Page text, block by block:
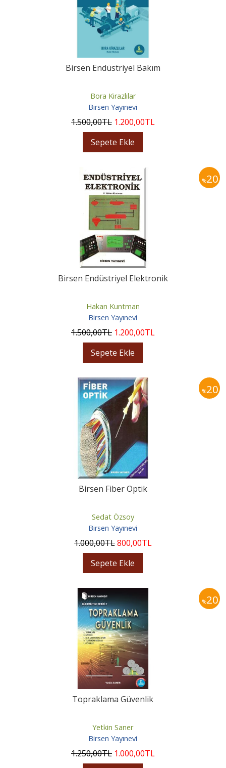
Birsen Endüstriyel Bakım
Bora Kirazlılar
Birsen Yayınevi
1.500,00TL 1.200,00TL
Sepete Ekle
%20
Birsen Endüstriyel Elektronik
Hakan Kuntman
Birsen Yayınevi
1.500,00TL 1.200,00TL
Sepete Ekle
%20
Birsen Fiber Optik
Sedat Özsoy
Birsen Yayınevi
1.000,00TL800,00TL
Sepete Ekle
%20
Topraklama Güvenlik
Yetkin Saner
Birsen Yayınevi
1.250,00TL 1.000,00TL